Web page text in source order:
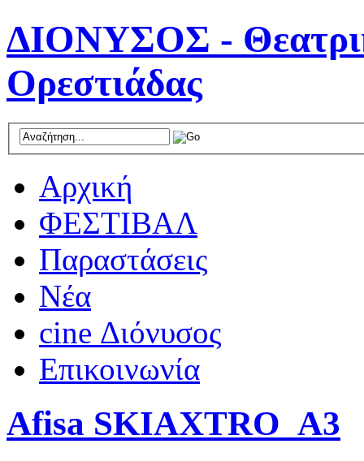
ΔΙΟΝΥΣΟΣ -
Ορεστιάδας
Αρχική
ΦΕΣΤΙΒΑΛ
Παραστάσεις
Νέα
cine Διόνυσος
Επικοινωνία
Afisa SKIAXTRO_A3